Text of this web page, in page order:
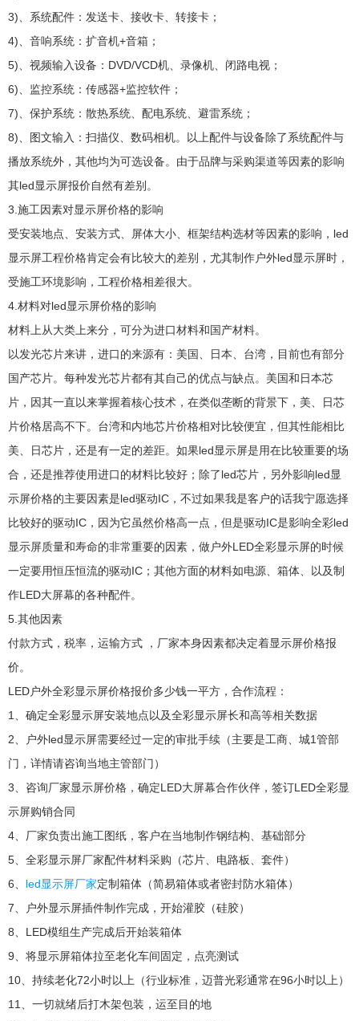
3)、系统配件：发送卡、接收卡、转接卡；
4)、音响系统：扩音机+音箱；
5)、视频输入设备：DVD/VCD机、录像机、闭路电视；
6)、监控系统：传感器+监控软件；
7)、保护系统：散热系统、配电系统、避雷系统；
8)、图文输入：扫描仪、数码相机。以上配件与设备除了系统配件与
播放系统外，其他均为可选设备。由于品牌与采购渠道等因素的影响
其led显示屏报价自然有差别。
3.施工因素对显示屏价格的影响
受安装地点、安装方式、屏体大小、框架结构选材等因素的影响，led
显示屏工程价格肯定会有比较大的差别，尤其制作户外led显示屏时，
受施工环境影响，工程价格相差很大。
4.材料对led显示屏价格的影响
材料上从大类上来分，可分为进口材料和国产材料。
以发光芯片来讲，进口的来源有：美国、日本、台湾，目前也有部分
国产芯片。每种发光芯片都有其自己的优点与缺点。美国和日本芯
片，因其一直以来掌握着核心技术，在类似垄断的背景下，美、日芯
片价格居高不下。台湾和内地芯片价格相对比较便宜，但其性能相比
美、日芯片，还是有一定的差距。如果led显示屏是用在比较重要的场
合，还是推荐使用进口的材料比较好；除了led芯片，另外影响led显
示屏价格的主要因素是led驱动IC，不过如果我是客户的话我宁愿选择
比较好的驱动IC，因为它虽然价格高一点，但是驱动IC是影响全彩led
显示屏质量和寿命的非常重要的因素，做户外LED全彩显示屏的时候
一定要用恒压恒流的驱动IC；其他方面的材料如电源、箱体、以及制
作LED大屏幕的各种配件。
5.其他因素
付款方式，税率，运输方式 ，厂家本身因素都决定着显示屏价格报
价。
LED户外全彩显示屏价格报价多少钱一平方，合作流程：
1、确定全彩显示屏安装地点以及全彩显示屏长和高等相关数据
2、户外led显示屏需要经过一定的审批手续（主要是工商、城1管部
门，详情请咨询当地主管部门）
3、咨询厂家显示屏价格，确定LED大屏幕合作伙伴，签订LED全彩显
示屏购销合同
4、厂家负责出施工图纸，客户在当地制作钢结构、基础部分
5、全彩显示屏厂家配件材料采购（芯片、电路板、套件）
6、 led显示屏厂家定制箱体（简易箱体或者密封防水箱体）
7、户外显示屏插件制作完成，开始灌胶（硅胶）
8、LED模组生产完成后开始装箱体
9、将显示屏箱体拉至老化车间固定，点亮测试
10、持续老化72小时以上（行业标准，迈普光彩通常在96小时以上）
11、一切就绪后打木架包装，运至目的地